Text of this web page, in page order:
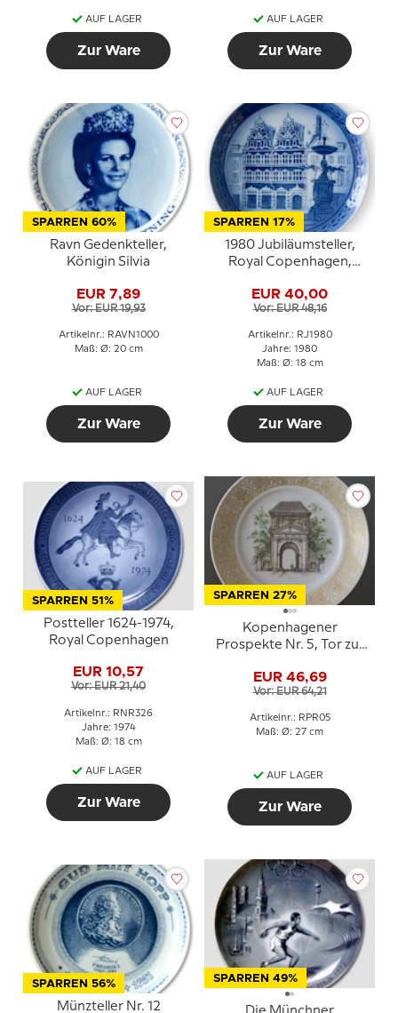
AUF LAGER
Zur Ware
AUF LAGER
Zur Ware
SPARREN 60%
Ravn Gedenkteller,
Königin Silvia
EUR 7,89
Vor: EUR 19,93
Artikelnr.: RAVN1000
Maß: Ø: 20 cm
AUF LAGER
Zur Ware
SPARREN 17%
1980 Jubiläumsteller,
Royal Copenhagen,
Geburtstag des ersten
Einzelhandelsgeschäfts
von RC
EUR 40,00
Vor: EUR 48,16
Artikelnr.: RJ1980
Jahre: 1980
Maß: Ø: 18 cm
AUF LAGER
Zur Ware
SPARREN 51%
Postteller 1624-1974,
Royal Copenhagen
EUR 10,57
Vor: EUR 21,40
Artikelnr.: RNR326
Jahre: 1974
Maß: Ø: 18 cm
AUF LAGER
Zur Ware
SPARREN 27%
Kopenhagener
Prospekte Nr. 5, Tor zur
Copenhagen
EUR 46,69
Vor: EUR 64,21
Artikelnr.: RPR05
Maß: Ø: 27 cm
AUF LAGER
Zur Ware
SPARREN 56%
Münzteller Nr. 12
SPARREN 49%